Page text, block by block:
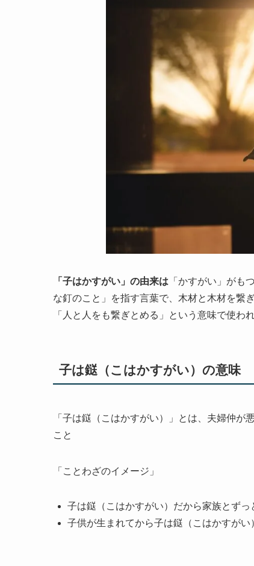
「子はかすがい」の由来は 「かすがい」がも
な釘のこと」を指す言葉で、木材と木材を繋
「人と人をも繋ぎとめる」という意味で使わ
子は鎹（こはかすがい）の意味
「子は鎹（こはかすがい）」とは、夫婦仲が
こと
「ことわざのイメージ」
子は鎹（こはかすがい）だから家族とずっ
子供が生まれてから子は鎹（こはかすがい